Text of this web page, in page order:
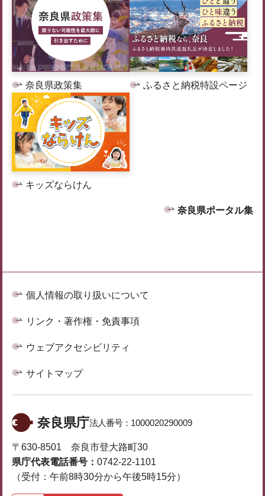
奈良県政策集 ふるさと納税特設ページ
キッズならけん
奈良県ポータル集
個人情報の取り扱いについて
リンク・著作権・免責事項
ウェブアクセシビリティ
サイトマップ
奈良県庁法人番号： 1000020290009
〒630-8501 奈良市登大路町30
県庁代表電話番号： 0742-22-1101
（受付：午前8時30分から午後5時15分）